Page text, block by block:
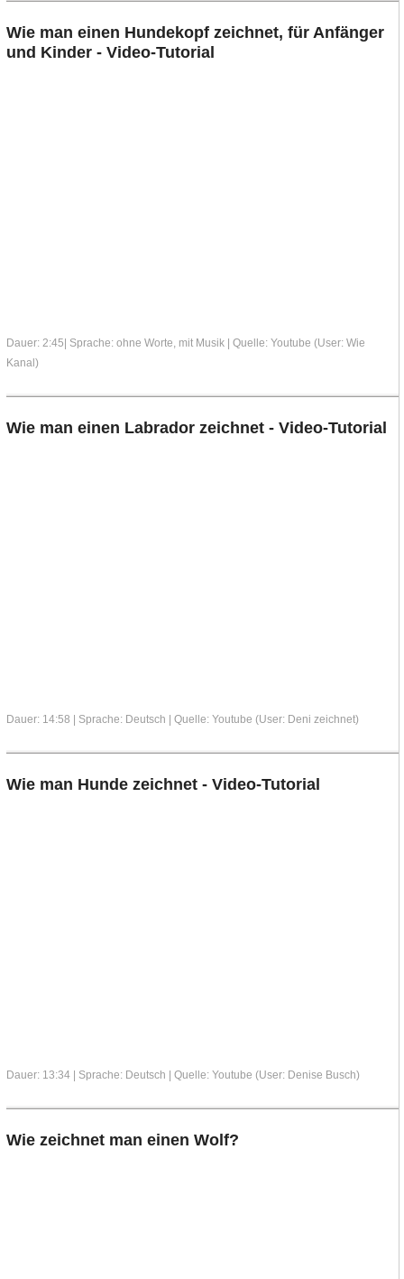
Wie man einen Hundekopf zeichnet, für Anfänger
und Kinder - Video-Tutorial
Dauer: 2:45| Sprache: ohne Worte, mit Musik | Quelle: Youtube (User: Wie
Kanal)
Wie man einen Labrador zeichnet - Video-Tutorial
Dauer: 14:58 | Sprache: Deutsch | Quelle: Youtube (User: Deni zeichnet)
Wie man Hunde zeichnet - Video-Tutorial
Dauer: 13:34 | Sprache: Deutsch | Quelle: Youtube (User: Denise Busch)
Wie zeichnet man einen Wolf?